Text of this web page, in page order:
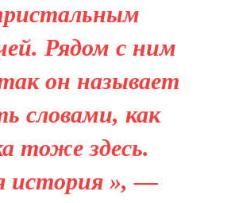
Рядом с ним
он называет
словами, как
тоже здесь.
история », —